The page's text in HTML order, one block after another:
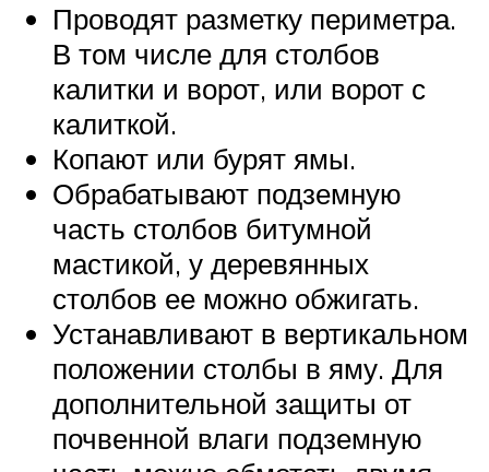
Проводят разметку периметра.
В том числе для столбов
калитки и ворот, или ворот с
калиткой.
Копают или бурят ямы.
Обрабатывают подземную
часть столбов битумной
мастикой, у деревянных
столбов ее можно обжигать.
Устанавливают в вертикальном
положении столбы в яму. Для
дополнительной защиты от
почвенной влаги подземную